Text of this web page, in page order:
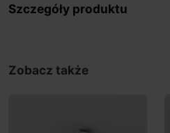
Szczegóły produktu
Zobacz także